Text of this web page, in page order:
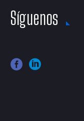
Síguenos